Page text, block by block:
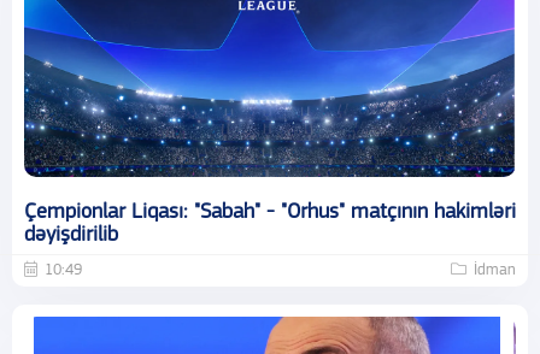
Çempionlar Liqası: "Sabah" - "Orhus" matçının hakimləri
dəyişdirilib
10:49 İdman